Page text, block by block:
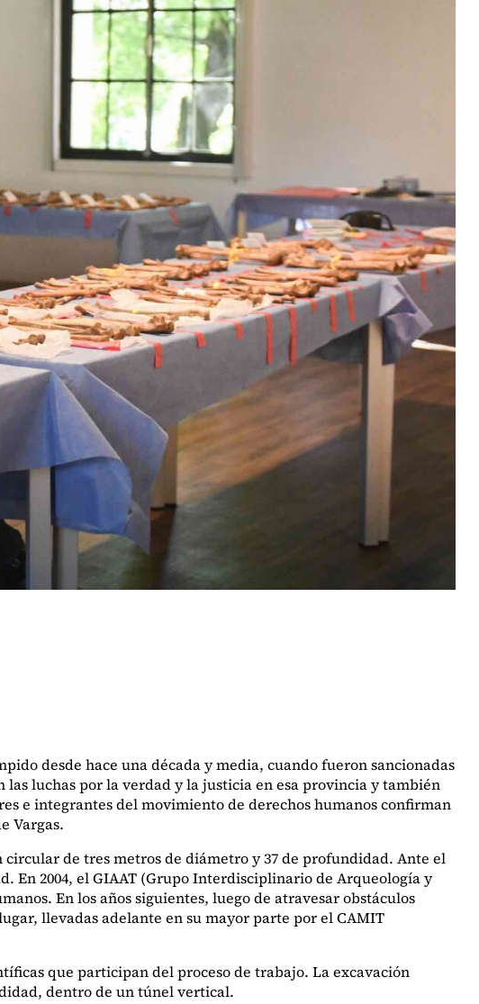
desde hace una década y media, cuando fueron sancionadas
luchas por la verdad y la justicia en esa provincia y también
e integrantes del movimiento de derechos humanos confirman
Vargas.
de tres metros de diámetro y 37 de profundidad. Ante el
En 2004, el GIAAT (Grupo Interdisciplinario de Arqueología y
En los años siguientes, luego de atravesar obstáculos
llevadas adelante en su mayor parte por el CAMIT
que participan del proceso de trabajo. La excavación
dentro de un túnel vertical.